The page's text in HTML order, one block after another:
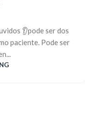
👂pode ser dos
paciente. Pode ser